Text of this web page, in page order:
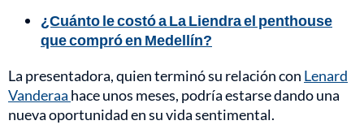
¿Cuánto le costó a La Liendra el penthouse
que compró en Medellín?
La presentadora, quien terminó su relación con Lenard
Vanderaa hace unos meses, podría estarse dando una
nueva oportunidad en su vida sentimental.